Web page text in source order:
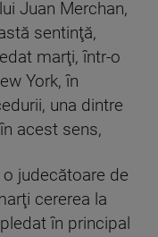
Juan Merchan,
sentinţă,
marţi, într-o
York, în
una dintre
acest sens,
judecătoare de
cererea la
în principal